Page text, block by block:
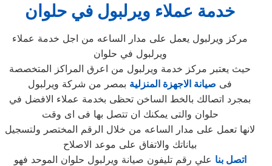
خدمة عملاء ويرلبول في حلوان
مركز ويرلبول يعمل على مدار الساعه من اجل خدمة عملاء
ويرلبول في حلوان
حيث يعتبر مركز خدمة ويرلبول من اعرق المراكز المتخصصة
فى صيانة الاجهزة المنزلية بمصر من شركة ويرلبول
بمجرد اتصالك بالخط الساخن تحظى بخدمة عملاء الافضل في
حلوان والتى يمكنك ان تتصل بها فى اى وقت
لانها تعمل على مدار الساعه من خلال الرقم المختصر ولتسجيل
بياناتك والاتفاق على موعد الاصلاح
اتصل بنا علي رقم تليفون صيانة ويرلبول حلوان الموحد فهو